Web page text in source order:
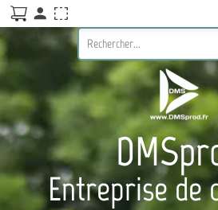
Entreprise de
person